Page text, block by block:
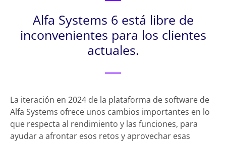
Alfa Systems 6 está libre de
inconvenientes para los clientes
actuales.
La iteración en 2024 de la plataforma de software de
Alfa Systems ofrece unos cambios importantes en lo
que respecta al rendimiento y las funciones, para
ayudar a afrontar esos retos y aprovechar esas